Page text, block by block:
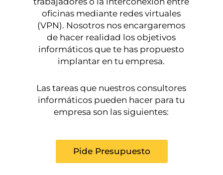
oficinas mediante redes virtuales
(VPN). Nosotros nos encargaremos
de hacer realidad los objetivos
informáticos que te has propuesto
implantar en tu empresa.
Las tareas que nuestros consultores
informáticos pueden hacer para tu
empresa son las siguientes:
Pide Presupuesto